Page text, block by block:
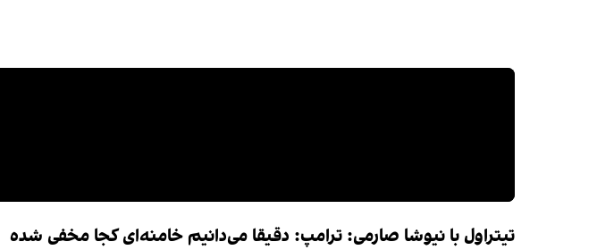
تیتراول با نیوشا صارمی: ترامپ: دقیقا می‌دانیم خامنه‌ای کجا مخفی شده